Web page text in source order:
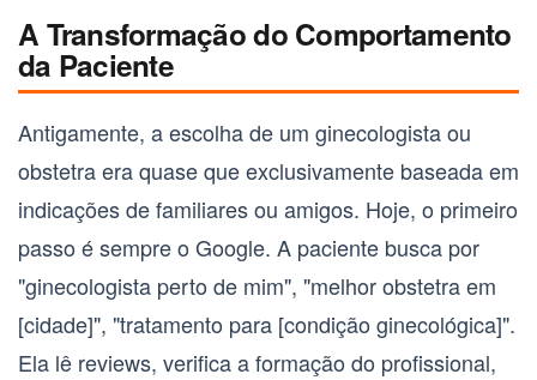
A Transformação do Comportamento
da Paciente
Antigamente, a escolha de um ginecologista ou
obstetraera quase que exclusivamente baseada em
indicações de familiares ou amigos. Hoje, o primeiro
passo é sempre o Google. A paciente busca por
"ginecologista perto de mim", "melhor obstetra em
[cidade]", "tratamento para [condição ginecológica]".
Ela lê reviews, verifica a formação do profissional,